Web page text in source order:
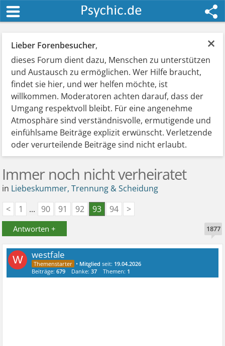
×
Lieber Forenbesucher,
dieses Forum dient dazu, Menschen zu unterstützen
und Austausch zu ermöglichen. Wer Hilfe braucht,
findet sie hier, und wer helfen möchte, ist
willkommen. Moderatoren achten darauf, dass der
Umgang respektvoll bleibt. Für eine angenehme
Atmosphäre sind verständnisvolle, ermutigende und
einfühlsame Beiträge explizit erwünscht. Verletzende
oder verurteilende Beiträge sind nicht erlaubt.
Immer noch nicht verheiratet
in Liebeskummer, Trennung & Scheidung
<
1 ... 90 91 92 93 94 >
Antworten + 1877
W westfale
• Mitglied seit: 19.04.2026
Beiträge:679 Danke:37 Themen: 1